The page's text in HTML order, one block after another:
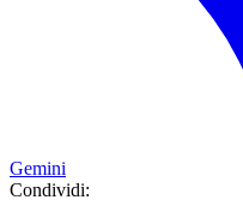
Gemini
Condividi: